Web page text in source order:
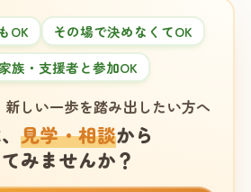
OK
その場で決めなくてOK
族・支援者と参加OK
しい一歩を踏み出したい方へ
見学・相談から
みませんか？